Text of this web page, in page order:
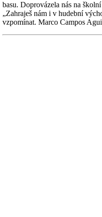
basu. Doprovázela nás na
„Zahraješ nám i v hudební
vzpomínat. Marco Campos